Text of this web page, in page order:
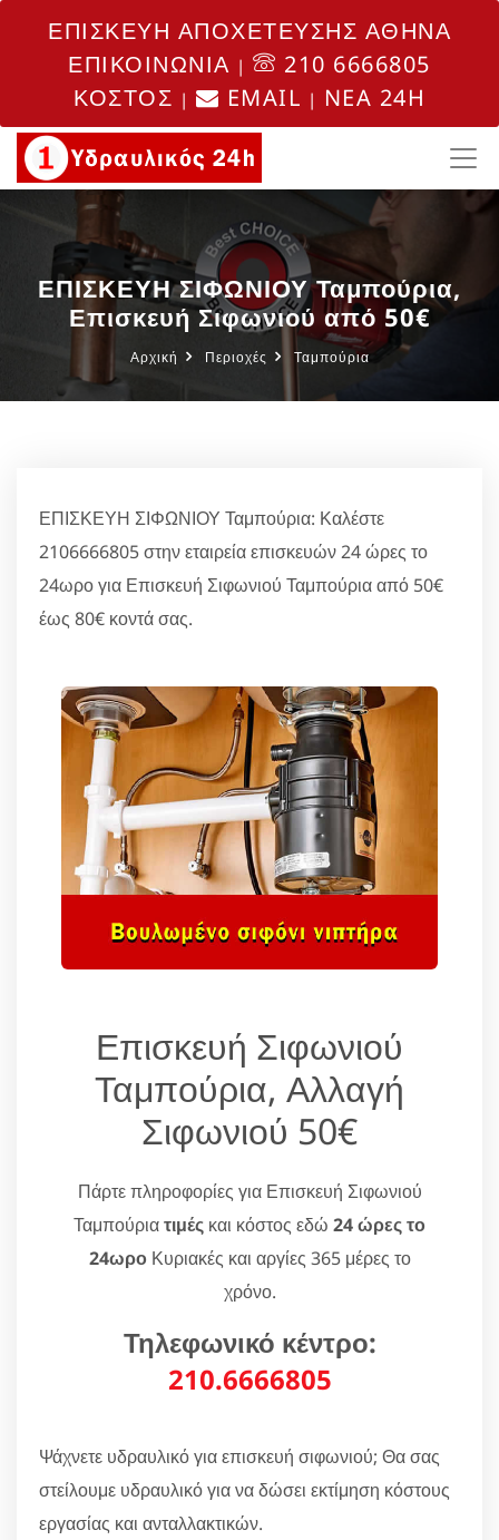
ΕΠΙΣΚΕΥΗ ΑΠΟΧΕΤΕΥΣΗΣ ΑΘΗΝΑ
ΕΠΙΚΟΙΝΩΝΙΑ |
210 6666805
ΚΟΣΤΟΣ | EMAIL | NEA 24H
ΕΠΙΣΚΕΥΗ ΣΙΦΩΝΙΟΥ Ταμπούρια,
Επισκευή Σιφωνιού από 50€
Αρχική Περιοχές Ταμπούρια
ΕΠΙΣΚΕΥΗ ΣΙΦΩΝΙΟΥ Ταμπούρια: Καλέστε
2106666805 στην εταιρεία επισκευών 24 ώρες το
24ωρο για Επισκευή Σιφωνιού Ταμπούρια από 50€
έως 80€ κοντά σας.
Επισκευή Σιφωνιού
Ταμπούρια, Αλλαγή
Σιφωνιού 50€
Πάρτε πληροφορίες για Επισκευή Σιφωνιού
Ταμπούριατιμές και κόστος εδώ 24 ώρες το
24ωροΚυριακές και αργίες 365 μέρες το
χρόνο.
Τηλεφωνικό κέντρο:
210.6666805
Ψάχνετε υδραυλικό για επισκευή σιφωνιού; Θα σας
στείλουμε υδραυλικό για να δώσει εκτίμηση κόστους
εργασίας και ανταλλακτικών.